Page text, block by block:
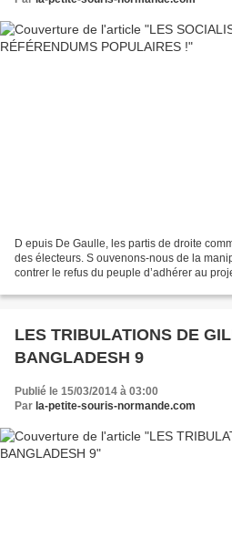
D epuis De Gaulle, les partis de droite
des électeurs. S ouvenons-nous de la
contrer le refus du peuple d’adhérer au
LES TRIBULATIONS DE
BANGLADESH 9
Publié le 15/03/2014 à 03:00
Par la-petite-souris-normande.com